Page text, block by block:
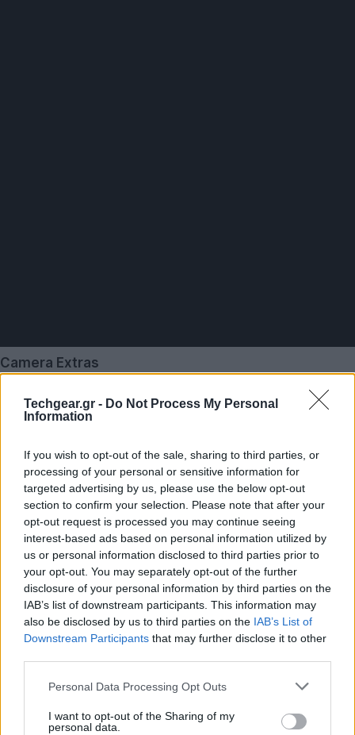
Techgear.gr - Do Not Process My Personal
Information
If you wish to opt-out of the sale, sharing to third parties, or
processing of your personal or sensitive information for
targeted advertising by us, please use the below opt-out
section to confirm your selection. Please note that after your
opt-out request is processed you may continue seeing
interest-based ads based on personal information utilized by
us or personal information disclosed to third parties prior to
your opt-out. You may separately opt-out of the further
disclosure of your personal information by third parties on the
IAB’s list of downstream participants. This information may
also be disclosed by us to third parties on the IAB’s List of
Downstream Participants that may further disclose it to other
Please note that this website/app uses one or more Google
not limited to your visit or usage behaviour. You may click to
Personal Data Processing Opt Outs
I want to opt-out of the Sharing of my
personal data.
Camera Extras